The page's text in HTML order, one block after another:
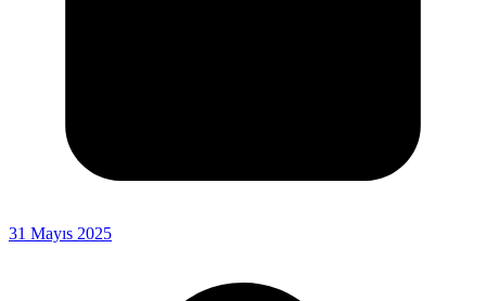
31 Mayıs 2025